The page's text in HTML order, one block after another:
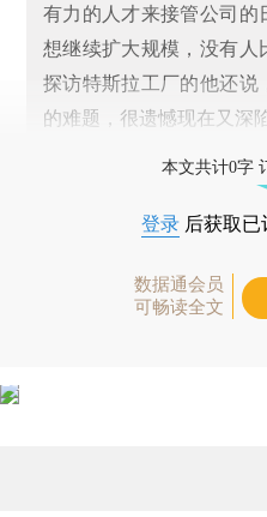
有力的人才来接管公司的
想继续扩大规模，没有人
探访特斯拉工厂的他还说
的难题，很遗憾现在又深
本文共计0字
登录 后获取已
数据通会员
可畅读全文